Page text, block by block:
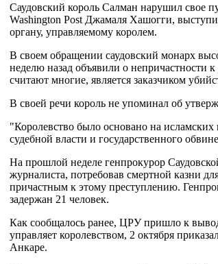
Саудовский король Салман нарушил свое
Washington Post Джамаля Хашогги,
органу, управляемому королем.
В своем обращении саудовский монарх
неделю назад объявили о непричастности
считают многие, является заказчиком
В своей речи король не упоминал об
"Королевство было основано на
судебной власти и государственного
На прошлой неделе генпрокурор
журналиста, потребовав смертной казни
причастным к этому преступлению.
задержан 21 человек.
Как сообщалось ранее, ЦРУ пришло к
управляет королевством, 2 октября
Анкаре.